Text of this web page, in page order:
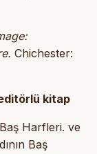
Chichester:
kitap
Baş Harfleri. ve
Baş